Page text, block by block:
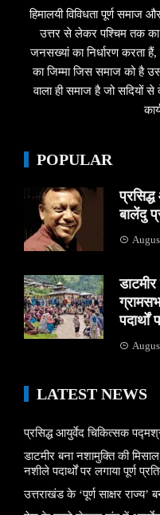
हिमालयी विविधता पूर्ण समाज
उत्तर से लेकर पश्चिम तक
जनसख्यां का निर्धारण करता
का जिम्मा जिस समाज को है
वाला ही समाज है जो सदियों
POPULAR
बालेंदु
पदार्थों
LATEST NEWS
प्रसिद्ध आयुर्वेद चिकित्सक
डाटमीर बना नशामुक्ति की
नशीले पदार्थों पर लगाया पूर्ण
उत्तराखंड के ‘पूर्ण साक्षर राज्य’